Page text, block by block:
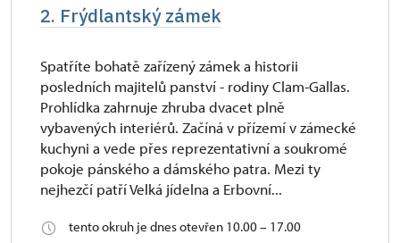
2. Frýdlantský zámek
Spatříte bohatě zařízený zámek a historii
posledních majitelů panství - rodiny Clam-Gallas.
Prohlídka zahrnuje zhruba dvacet plně
vybavených interiérů. Začíná v přízemí v zámecké
kuchyni a vede přes reprezentativní a soukromé
pokoje pánského a dámského patra. Mezi ty
nejhezčí patří Velká jídelna a Erbovní...
tento okruh je dnes otevřen 10.00 – 17.00